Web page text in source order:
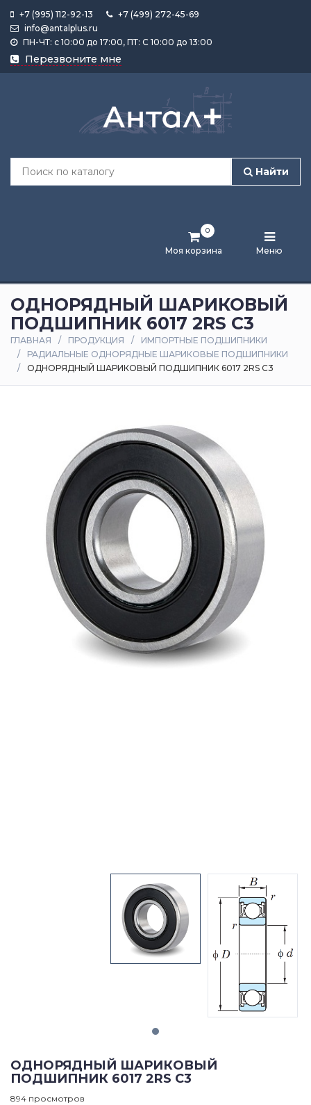
+7 (995) 112-92-13
+7 (499) 272-45-69
info@antalplus.ru
ПН-ЧТ: с 10:00 до 17:00, ПТ: С 10:00 до 13:00
Перезвоните мне
Найти
Моя корзина
0
Меню
Каталог
продукции
Лента
и
статьи
Оплата
доставка
ОДНОРЯДНЫЙ ШАРИКОВЫЙ
ПОДШИПНИК 6017 2RS C3
ГЛАВНАЯ ПРОДУКЦИЯ
ИМПОРТНЫЕ ПОДШИПНИКИ
РАДИАЛЬНЫЕ ОДНОРЯДНЫЕ ШАРИКОВЫЕ ПОДШИПНИКИ
ОДНОРЯДНЫЙ ШАРИКОВЫЙ ПОДШИПНИК 6017 2RS C3
ОДНОРЯДНЫЙ ШАРИКОВЫЙ
ПОДШИПНИК 6017 2RS C3
894 просмотров